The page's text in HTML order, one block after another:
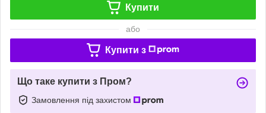
Купити
або
Купити з
Що таке купити з Пром?
Замовлення під захистом